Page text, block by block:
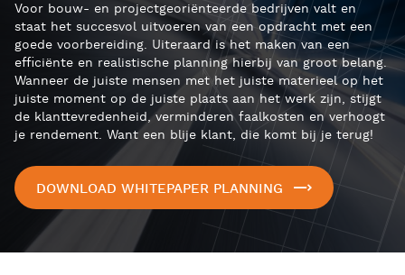
Voor bouw- en projectgeoriënteerde bedrijven valt en
staat het succesvol uitvoeren van een opdracht met een
goede voorbereiding. Uiteraard is het maken van een
efficiënte en realistische planning hierbij van groot belang.
Wanneer de juiste mensen met het juiste materieel op het
juiste moment op de juiste plaats aan het werk zijn, stijgt
de klanttevredenheid, verminderen faalkosten en verhoogt
je rendement. Want een blije klant, die komt bij je terug!
DOWNLOAD WHITEPAPER PLANNING